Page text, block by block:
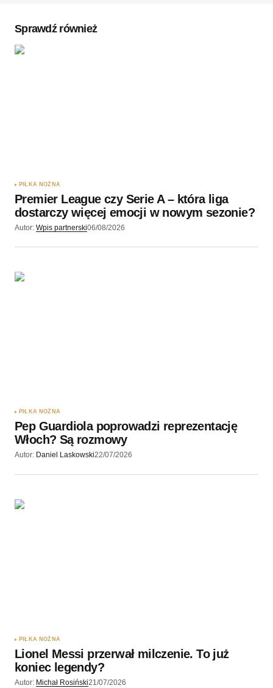
Wyślij komentarz
Sprawdź również
PIŁKA NOŻNA
Premier League czy Serie A – która liga
dostarczy więcej emocji w nowym sezonie?
Autor: Wpis partnerski06/08/2026
PIŁKA NOŻNA
Pep Guardiola poprowadzi reprezentację
Włoch? Są rozmowy
Autor: Daniel Laskowski22/07/2026
PIŁKA NOŻNA
Lionel Messi przerwał milczenie. To już
koniec legendy?
Autor: Michał Rosiński21/07/2026